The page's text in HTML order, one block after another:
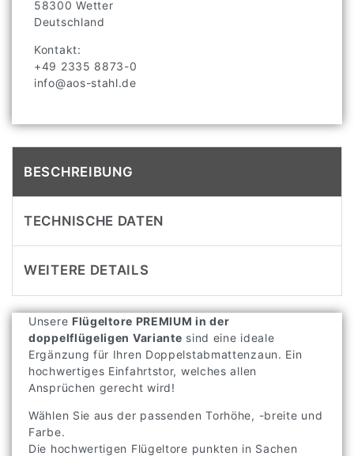
58300 Wetter
Deutschland
Kontakt:
+49 2335 8873-0
info@aos-stahl.de
BESCHREIBUNG
TECHNISCHE DATEN
WEITERE DETAILS
Unsere Flügeltore PREMIUM in der
doppelflügeligen Variante sind eine ideale
Ergänzung für Ihren Doppelstabmattenzaun. Ein
hochwertiges Einfahrtstor, welches allen
Ansprüchen gerecht wird!
Wählen Sie aus der passenden Torhöhe, -breite und
Farbe.
Die hochwertigen Flügeltore punkten in Sachen